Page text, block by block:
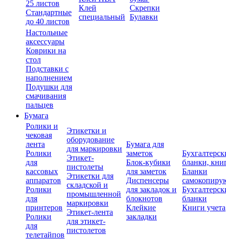
25 листов
Стандартные
до 40 листов
Клей
специальный
Скрепки
Булавки
Настольные
аксессуары
Коврики на
стол
Подставки с
наполнением
Подушки для
смачивания
пальцев
Бумага
Ролики и
чековая
лента
Ролики
для
кассовых
аппаратов
Ролики
для
принтеров
Ролики
для
телетайпов
Этикетки и
оборудование
для маркировки
Этикет-
пистолеты
Этикетки для
складской и
промышленной
маркировки
Этикет-лента
для этикет-
пистолетов
Бумага для
заметок
Блок-кубики
для заметок
Диспенсеры
для закладок и
блокнотов
Клейкие
закладки
бланки,
Бланки
бланки
Книги учета